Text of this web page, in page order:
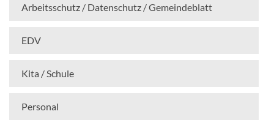
Arbeitsschutz / Datenschutz / Gemeindeblatt
EDV
Kita / Schule
Personal